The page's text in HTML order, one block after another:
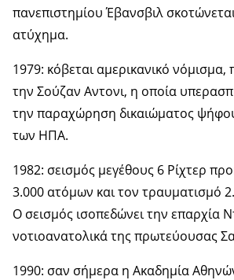
πανεπιστημίου Έβανσβιλ
ατύχημα.
1979: κόβεται αμερικανικό νόμισμα,
την Σούζαν Αντονι, η οποία
την παραχώρηση δικαιώματος ψήφου
των ΗΠΑ.
1982: σεισμός μεγέθους 6 Ρίχτερ
3.000 ατόμων και τον τραυματισμό
Ο σεισμός ισοπεδώνει την επαρχία
νοτιοανατολικά της πρωτεύουσας
1990: σαν σήμερα η Ακαδημία